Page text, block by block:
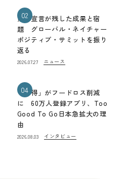
02
熊本宣言が残した成果と宿
題 グローバル・ネイチャー
ポジティブ・サミットを振り
返る
2026.07.27 ニュース
04
「お得」がフードロス削減
に 60万人登録アプリ、Too
Good To Go日本急拡大の理
由
2026.08.03 インタビュー